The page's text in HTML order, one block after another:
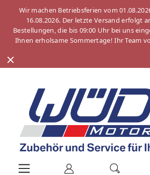
Wir machen Betriebsferien vom
16.08.2026. Der letzte Versand erfolgt
Bestellungen, die bis 09:00 Uhr bei uns
Ihnen erholsame Sommertage! Ihr Team